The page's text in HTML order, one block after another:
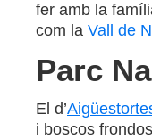
fer amb la
com la Vall de
Parc
El d’
i boscos